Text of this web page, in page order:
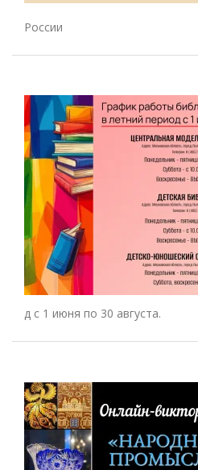
России
д с 1 июня по 30 августа.